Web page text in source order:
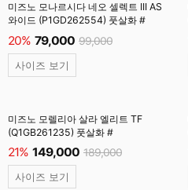
미즈노 모나르시다 네오 셀렉트 III AS
와이드 (P1GD262554) 풋살화 #
20% 79,000 99,000
사이즈 보기
미즈노 모렐리아 살라 엘리트 TF
(Q1GB261235) 풋살화 #
21% 149,000 189,000
사이즈 보기